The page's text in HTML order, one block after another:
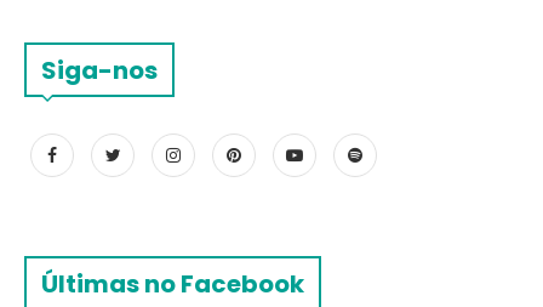
Siga-nos
Últimas no Facebook